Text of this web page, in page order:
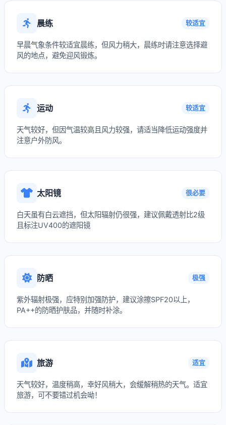
晨练 较适宜
早晨气象条件较适宜晨练，但风力稍大，晨练时请注意选择避
风的地点，避免迎风锻炼。
运动 较适宜
天气较好，但因气温较高且风力较强，请适当降低运动强度并
注意户外防风。
太阳镜 很必要
白天虽有白云遮挡，但太阳辐射仍很强，建议佩戴透射比2级
且标注UV400的遮阳镜
防晒 极强
紫外辐射极强，应特别加强防护，建议涂擦SPF20以上，
PA++的防晒护肤品，并随时补涂。
旅游 适宜
天气较好，温度稍高，幸好风稍大，会缓解稍热的天气。适宜
旅游，可不要错过机会呦！